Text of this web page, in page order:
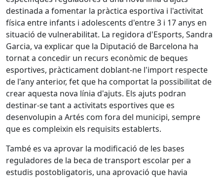
destinada a fomentar la pràctica esportiva i l'activitat
física entre infants i adolescents d'entre 3 i 17 anys en
situació de vulnerabilitat. La regidora d'Esports, Sandra
Garcia, va explicar que la Diputació de Barcelona ha
tornat a concedir un recurs econòmic de beques
esportives, pràcticament doblant-ne l'import respecte
de l'any anterior, fet que ha comportat la possibilitat de
crear aquesta nova línia d'ajuts. Els ajuts podran
destinar-se tant a activitats esportives que es
desenvolupin a Artés com fora del municipi, sempre
que es compleixin els requisits establerts.
També es va aprovar la modificació de les bases
reguladores de la beca de transport escolar per a
estudis postobligatoris, una aprovació que havia